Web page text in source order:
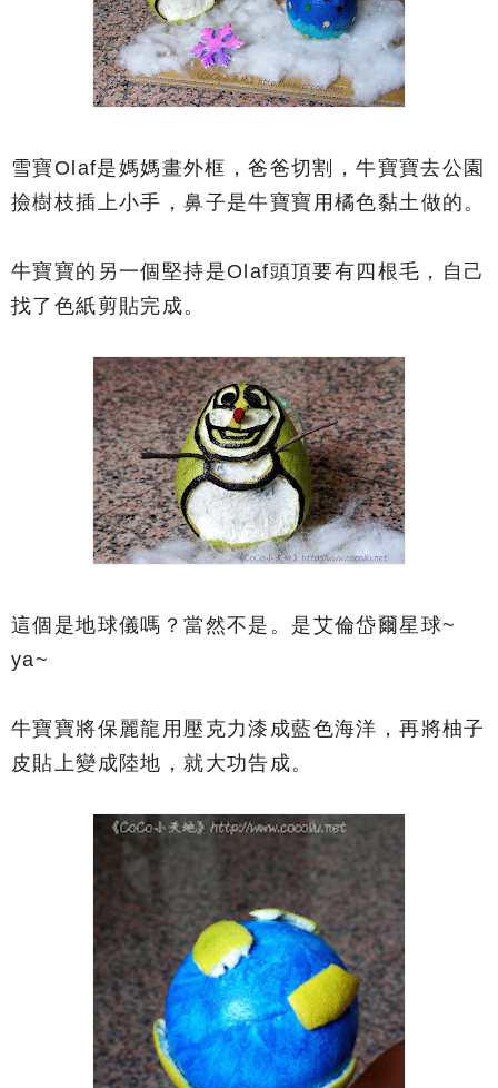
雪寶Olaf是媽媽畫外框，爸爸切割，牛寶寶去公園
撿樹枝插上小手，鼻子是牛寶寶用橘色黏土做的。
牛寶寶的另一個堅持是Olaf頭頂要有四根毛，自己
找了色紙剪貼完成。
這個是地球儀嗎？當然不是。是艾倫岱爾星球~
ya~
牛寶寶將保麗龍用壓克力漆成藍色海洋，再將柚子
皮貼上變成陸地，就大功告成。